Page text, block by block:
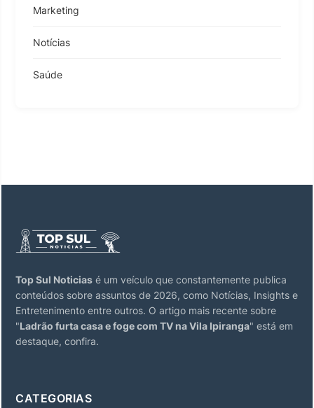
Marketing
Notícias
Saúde
Top Sul Noticias é um veículo que constantemente publica
conteúdos sobre assuntos de 2026, como Notícias, Insights e
Entretenimento entre outros. O artigo mais recente sobre
"Ladrão furta casa e foge com TV na Vila Ipiranga" está em
destaque, confira.
CATEGORIAS